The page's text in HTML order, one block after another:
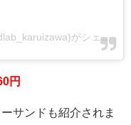
バターサンドラボ軽井沢(@buttersandlab_karuizawa)がシェアした投稿
円
サンドも紹介されま